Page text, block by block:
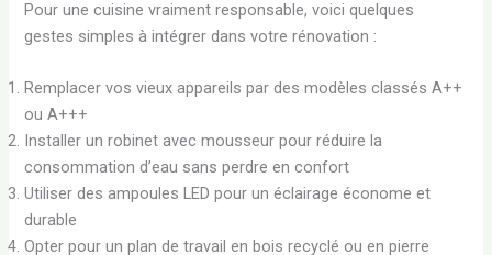
Pour une cuisine vraiment responsable, voici quelques
gestes simples à intégrer dans votre rénovation :
Remplacer vos vieux appareils par des modèles classés A++
ou A+++
Installer un robinet avec mousseur pour réduire la
consommation d’eau sans perdre en confort
Utiliser des ampoules LED pour un éclairage économe et
durable
Opter pour un plan de travail en bois recyclé ou en pierre